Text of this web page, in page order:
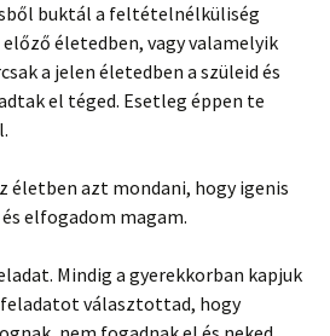
buktál a feltételnélküliség
életedben, vagy valamelyik
a jelen életedben a szüleid és
el téged. Esetleg éppen te
életben azt mondani, hogy igenis
elfogadom magam.
Mindig a gyerekkorban kapjuk
választottad, hogy